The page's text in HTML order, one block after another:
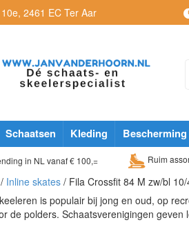
10e, 2461 EC Ter Aar
Schaatsen Kleding Bescherming
in NL vanaf € 100,= Ruim
/ Inline skates / Fila Crossfit 84 M zw/bl
is populair bij jong en oud, op
de polders. Schaatsverenigingen